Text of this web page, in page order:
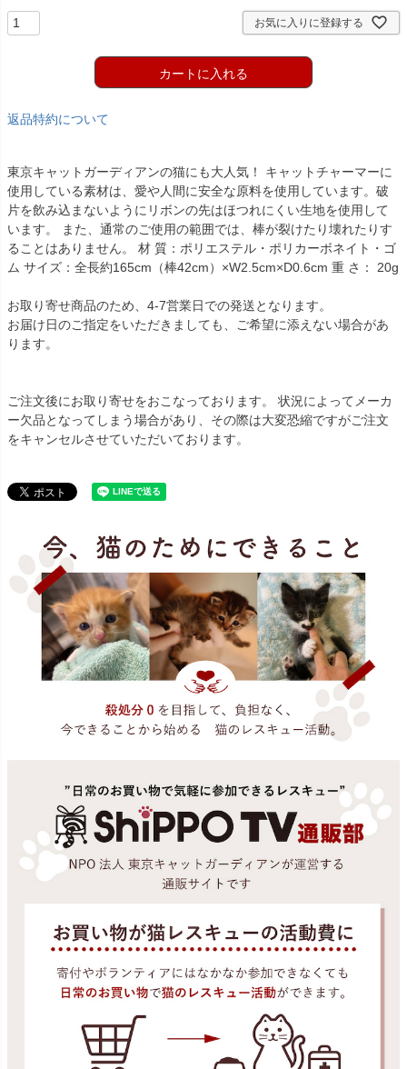
お気に入りに登録する
カートに入れる
返品特約について
東京キャットガーディアンの猫にも大人気！ キャットチャーマーに
使用している素材は、愛や人間に安全な原料を使用しています。破
片を飲み込まないようにリボンの先はほつれにくい生地を使用して
います。 また、通常のご使用の範囲では、棒が裂けたり壊れたりす
ることはありません。 材 質：ポリエステル・ポリカーボネイト・ゴ
ム サイズ：全長約165cm（棒42cm）×W2.5cm×D0.6cm 重 さ： 20g
お取り寄せ商品のため、4-7営業日での発送となります。
お届け日のご指定をいただきましても、ご希望に添えない場合があ
ります。
ご注文後にお取り寄せをおこなっております。 状況によってメーカ
ー欠品となってしまう場合があり、その際は大変恐縮ですがご注文
をキャンセルさせていただいております。